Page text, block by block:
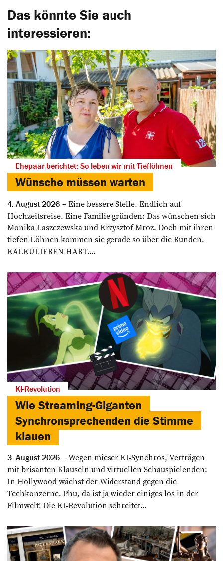
Das könnte Sie auch
interessieren:
Ehepaar berichtet: So leben wir mit Tieflöhnen
Wünsche müssen warten
4. August 2026
Eine bessere Stelle. Endlich auf
Hochzeitsreise. Eine Familie gründen: Das wünschen sich
Monika Laszczewska und Krzysztof Mroz. Doch mit ihren
tiefen Löhnen kommen sie gerade so über die Runden.
KALKULIEREN HART....
KI-Revolution
Wie Streaming-Giganten
Synchronsprechenden die Stimme
klauen
3. August 2026
Wegen mieser KI-Synchros, Verträgen
mit brisanten Klauseln und virtuellen Schauspielenden:
In Hollywood wächst der Widerstand gegen die
Techkonzerne. Phu, da ist ja wieder einiges los in der
Filmwelt! Die KI-Revolution schreitet...